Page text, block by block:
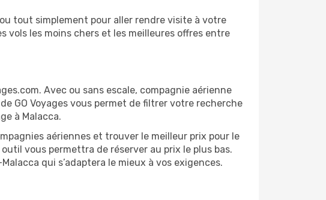
tout simplement pour aller rendre visite à votre
vols les moins chers et les meilleures offres entre
Avec ou sans escale, compagnie aérienne
GO Voyages vous permet de filtrer votre recherche
à Malacca.
aériennes et trouver le meilleur prix pour le
vous permettra de réserver au prix le plus bas.
qui s’adaptera le mieux à vos exigences.